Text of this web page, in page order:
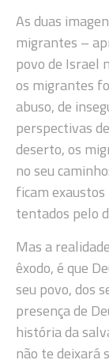
As duas
migrantes –
povo de Israel
os migrantes
abuso, de
perspectivas
deserto, os
no seu
ficam
tentados pelo
Mas a
êxodo, é que
seu povo, dos
presença de
história da
não te deixará